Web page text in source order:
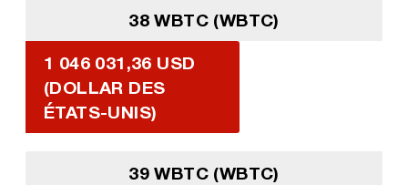
38 WBTC (WBTC)
1 046 031,36 USD
(DOLLAR DES
ÉTATS-UNIS)
39 WBTC (WBTC)